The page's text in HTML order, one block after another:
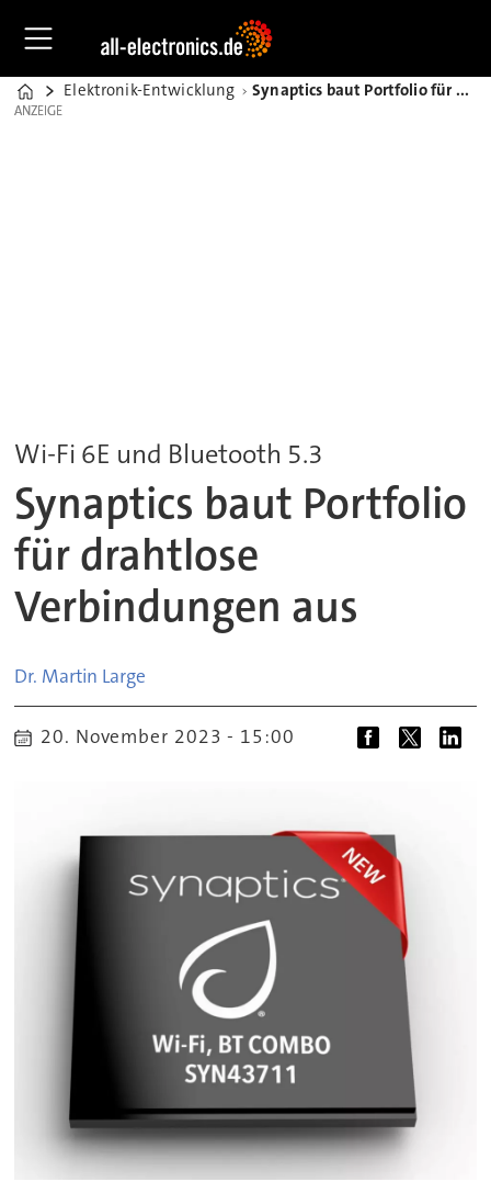
Home
Elektronik-Entwicklung Synaptics baut Portfolio für drahtlose Verbindungen aus
ANZEIGE
ANZEIGE
Wi-Fi 6E und Bluetooth 5.3
Synaptics baut Portfolio
für drahtlose
Verbindungen aus
Dr. Martin Large
20. November 2023 - 15:00